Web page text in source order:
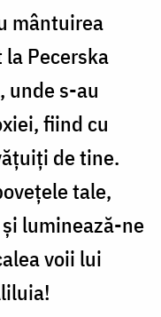
mântuirea
Pecerska
unde s-au
fiind cu
de tine.
tale,
luminează-ne
voii lui